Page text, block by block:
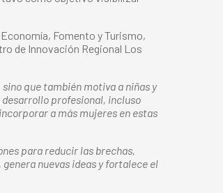
Fomento y Turismo,
de Innovación Regional Los
que también motiva a niñas y
profesional, incluso
a más mujeres en estas
para reducir las brechas,
nuevas ideas y fortalece el